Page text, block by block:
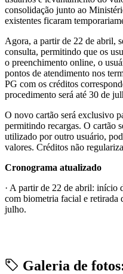
consolidação junto ao
existentes ficaram
Agora, a partir de 22 de abril,
consulta, permitindo que os
o preenchimento online, o
pontos de atendimento nos
PG com os créditos
procedimento será até 30 de
O novo cartão será exclusivo
permitindo recargas. O cartão
utilizado por outro usuário,
valores. Créditos não
Cronograma atualizado
· A partir de 22 de abril: início
com biometria facial e retirada
julho.
Galeria de